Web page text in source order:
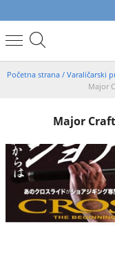
Početna strana / Varaličarski
Major
Major Craft